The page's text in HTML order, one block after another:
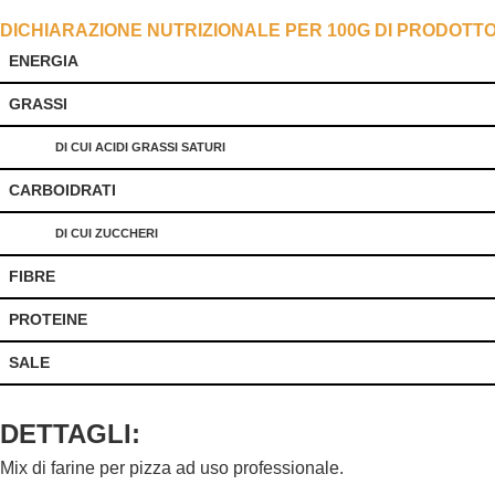
DICHIARAZIONE NUTRIZIONALE PER 100G DI
ENERGIA
GRASSI
DI CUI ACIDI GRASSI SATURI
CARBOIDRATI
DI CUI ZUCCHERI
FIBRE
PROTEINE
SALE
DETTAGLI:
Mix di farine per pizza ad uso professionale.